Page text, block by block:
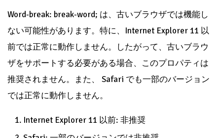
Word-break: break-word; は、古いブラウザでは機能し
ない可能性があります。特に、Internet Explorer 11 以
前では正常に動作しません。したがって、古いブラウ
ザをサポートする必要がある場合、このプロパティは
推奨されません。また、 Safari でも一部のバージョン
では正常に動作しません。
Internet Explorer 11 以前: 非推奨